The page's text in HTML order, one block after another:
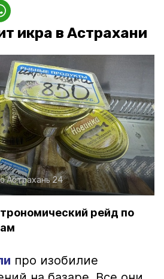
икра в Астрахани
Астрахань 24
рейд по
про изобилие